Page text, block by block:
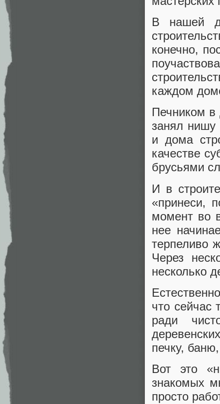
В нашей
конечно,
каждом
Печником
занял нишу
и дома
качестве
брусьями
И в
«принеси,
момент во
нее
терпеливо
Через
несколько
что сейчас
ради
печку,
Вот это
знакомых
просто